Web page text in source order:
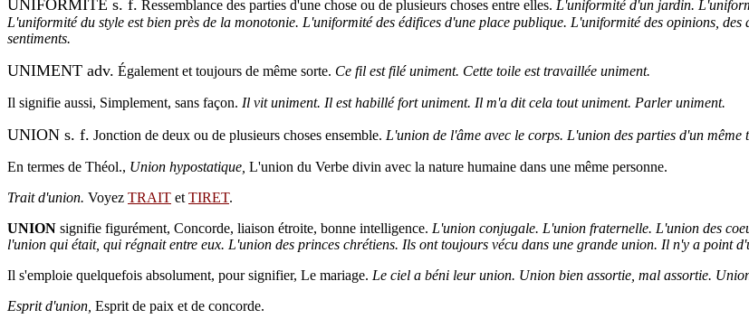
UNIFORMITÉ s. f. Ressemblance des parties d'une chose ou de plusieurs choses entre elles. L'uniformité d'un jardin.
L'uniformité du style est bien près de la monotonie. L'uniformité des édifices d'une place publique. L'uniformité des opinions,
sentiments.
UNIMENT adv. Également et toujours de même sorte. Ce fil est filé uniment. Cette toile est travaillée uniment.
Il signifie aussi, Simplement, sans façon. Il vit uniment. Il est habillé fort uniment. Il m'a dit cela tout uniment. Parler uniment.
UNION s. f. Jonction de deux ou de plusieurs choses ensemble. L'union de l'âme avec le corps. L'union des parties d'un
En termes de Théol., Union hypostatique, L'union du Verbe divin avec la nature humaine dans une même personne.
Trait d'union. Voyez TRAIT et TIRET.
UNION signifie figurément, Concorde, liaison étroite, bonne intelligence. L'union conjugale. L'union fraternelle. L'union des
l'union qui était, qui régnait entre eux. L'union des princes chrétiens. Ils ont toujours vécu dans une grande union. Il n'y a point
Il s'emploie quelquefois absolument, pour signifier, Le mariage. Le ciel a béni leur union. Union bien assortie, mal assortie.
Esprit d'union, Esprit de paix et de concorde.